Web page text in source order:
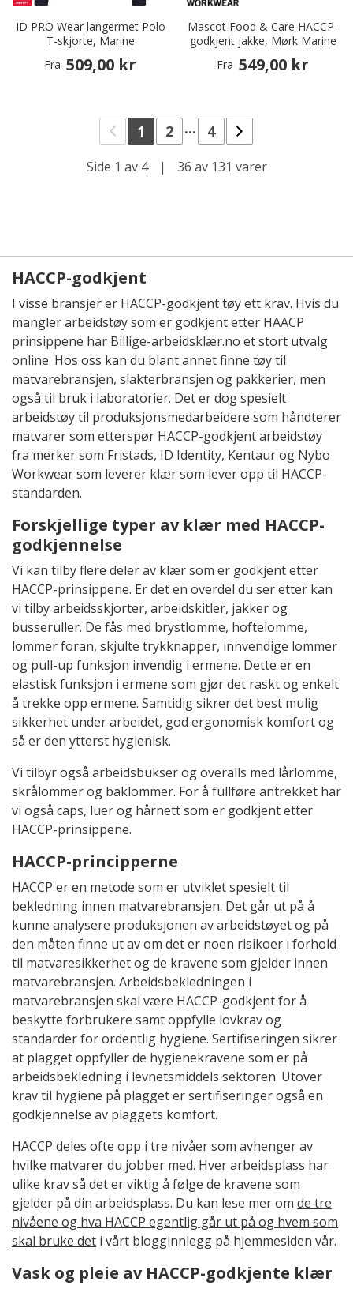
ID PRO Wear langermet Polo
T-skjorte, Marine
Fra 509,00 kr
Mascot Food & Care HACCP-
godkjent jakke, Mørk Marine
Fra 549,00 kr
1 2 ... 4
Side 1 av 4 | 36 av 131 varer
HACCP-godkjent
I visse bransjer er HACCP-godkjent tøy ett krav. Hvis du
mangler arbeidstøy som er godkjent etter HAACP
prinsippene har Billige-arbeidsklær.no et stort utvalg
online. Hos oss kan du blant annet finne tøy til
matvarebransjen, slakterbransjen og pakkerier, men
også til bruk i laboratorier. Det er dog spesielt
arbeidstøy til produksjonsmedarbeidere som håndterer
matvarer som etterspør HACCP-godkjent arbeidstøy
fra merker som Fristads, ID Identity, Kentaur og Nybo
Workwear som leverer klær som lever opp til HACCP-
standarden.
Forskjellige typer av klær med HACCP-
godkjennelse
Vi kan tilby flere deler av klær som er godkjent etter
HACCP-prinsippene. Er det en overdel du ser etter kan
vi tilby arbeidsskjorter, arbeidskitler, jakker og
busseruller. De fås med brystlomme, hoftelomme,
lommer foran, skjulte trykknapper, innvendige lommer
og pull-up funksjon invendig i ermene. Dette er en
elastisk funksjon i ermene som gjør det raskt og enkelt
å trekke opp ermene. Samtidig sikrer det best mulig
sikkerhet under arbeidet, god ergonomisk komfort og
så er den ytterst hygienisk.
Vi tilbyr også arbeidsbukser og overalls med lårlomme,
skrålommer og baklommer. For å fullføre antrekket har
vi også caps, luer og hårnett som er godkjent etter
HACCP-prinsippene.
HACCP-principperne
HACCP er en metode som er utviklet spesielt til
bekledning innen matvarebransjen. Det går ut på å
kunne analysere produksjonen av arbeidstøyet og på
den måten finne ut av om det er noen risikoer i forhold
til matvaresikkerhet og de kravene som gjelder innen
matvarebransjen. Arbeidsbekledningen i
matvarebransjen skal være HACCP-godkjent for å
beskytte forbrukere samt oppfylle lovkrav og
standarder for ordentlig hygiene. Sertifiseringen sikrer
at plagget oppfyller de hygienekravene som er på
arbeidsbekledning i levnetsmiddels sektoren. Utover
krav til hygiene på plagget er sertifiseringer også en
godkjennelse av plaggets komfort.
HACCP deles ofte opp i tre nivåer som avhenger av
hvilke matvarer du jobber med. Hver arbeidsplass har
ulike krav så det er viktig å følge de kravene som
gjelder på din arbeidsplass. Du kan lese mer om de tre
nivåene og hva HACCP egentlig går ut på og hvem som
skal bruke det i vårt blogginnlegg på hjemmesiden vår.
Vask og pleie av HACCP-godkjente klær